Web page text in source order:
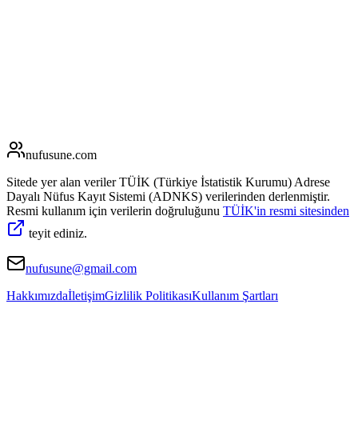
nufusune.com
Sitede yer alan veriler TÜİK (Türkiye İstatistik Kurumu) Adrese
Dayalı Nüfus Kayıt Sistemi (ADNKS) verilerinden derlenmiştir.
Resmi kullanım için verilerin doğruluğunu TÜİK'in resmi sitesinden
teyit ediniz.
nufusune@gmail.com
HakkımızdaİletişimGizlilik PolitikasıKullanım Şartları